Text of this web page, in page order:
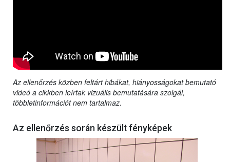
Az ellenőrzés közben feltárt hibákat, hiányosságokat bemutató
videó a cikkben leírtak vizuális bemutatására szolgál,
többletinformációt nem tartalmaz.
Az ellenőrzés során készült fényképek